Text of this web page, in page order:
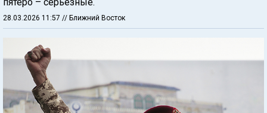
28.03.2026 11:57 // Ближний Восток